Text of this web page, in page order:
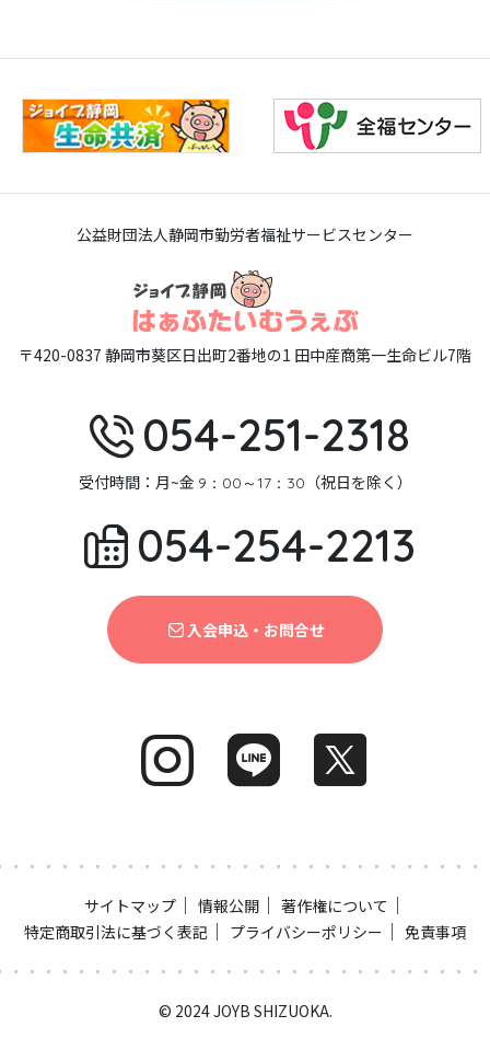
公益財団法人静岡市勤労者福祉サービスセンター
〒420-0837 静岡市葵区日出町2番地の1 田中産商第一生命ビル7階
054-251-2318
受付時間：月~金 9：00～17：30 （祝日を除く）
054-254-2213
入会申込・お問合せ
サイトマップ ｜ 情報公開 ｜ 著作権について ｜
特定商取引法に基づく表記 ｜ プライバシーポリシー ｜ 免責事項
© 2024 JOYB SHIZUOKA.